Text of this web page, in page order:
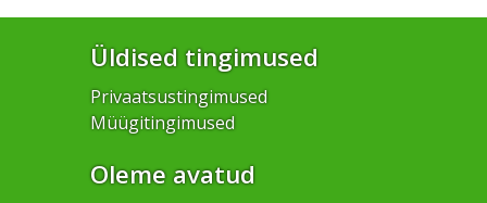
Üldised tingimused
Privaatsustingimused
Müügitingimused
Oleme avatud